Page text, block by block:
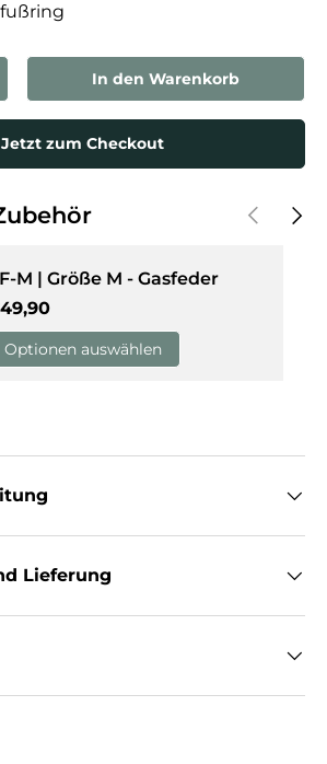
erhöhenIn den Warenkorb
Jetzt zum Checkout
Vorherige
M | Größe M - Gasfeder
Preis
Optionen auswählen
Lieferung